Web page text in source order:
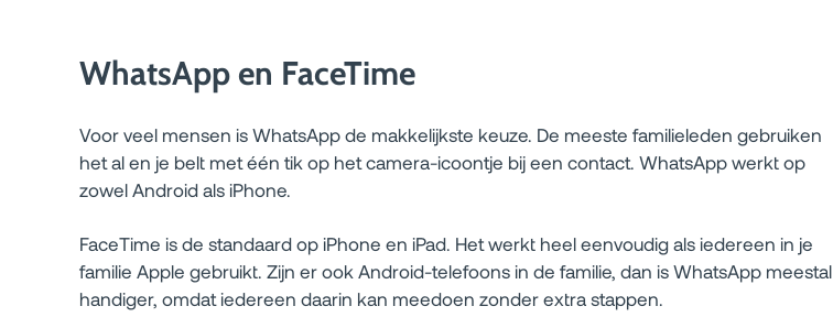
WhatsApp en FaceTime
Voor veel mensen is WhatsApp de makkelijkste keuze. De meeste familieleden gebruiken
het al en je belt met één tik op het camera-icoontje bij een contact. WhatsApp werkt op
zowel Android als iPhone.
FaceTime is de standaard op iPhone en iPad. Het werkt heel eenvoudig als iedereen in je
familie Apple gebruikt. Zijn er ook Android-telefoons in de familie, dan is WhatsApp meestal
handiger, omdat iedereen daarin kan meedoen zonder extra stappen.